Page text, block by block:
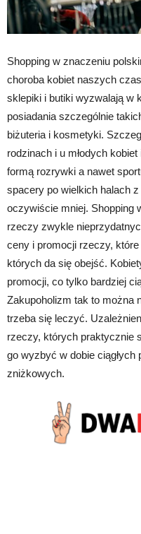
Shopping w znaczeniu
choroba kobiet naszych
sklepiki i butiki wyzwalają w
posiadania szczególnie
biżuteria i kosmetyki.
rodzinach i u młodych
formą rozrywki a nawet
spacery po wielkich halach
oczywiście mniej. Shopping
rzeczy zwykle
ceny i promocji rzeczy,
których da się obejść.
promocji, co tylko bardziej
Zakupoholizm tak to można
trzeba się leczyć.
rzeczy, których praktycznie
go wyzbyć w dobie
zniżkowych.